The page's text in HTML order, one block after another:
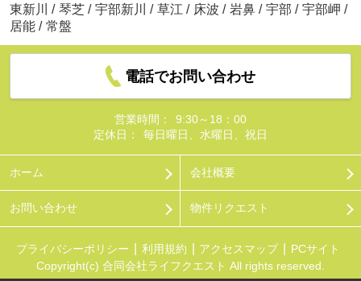
東新川
/ 琴芝 / 宇部新川 / 草江 / 床波 / 岩鼻 / 宇部 / 宇部岬 /
居能 / 常盤
電話でお問い合わせ
営業時間：
9:30～18：00
定休日：
毎日曜日、水曜日、祝日
ホーム 会社概要
お問い合わせ 物件リクエスト
プライバシーポリシー 利用規約 アクセスマップ
PCサイト
Copyright(c) 合同会社ライフクエスト All rights reserved.